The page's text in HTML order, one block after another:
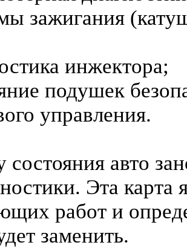
зажигания
инжектора;
подушек
управления.
авто
Эта карта
работ и
заменить.